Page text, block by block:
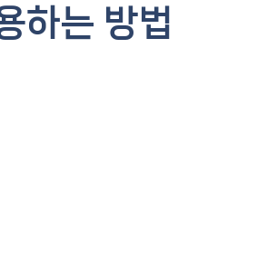
하는 방법